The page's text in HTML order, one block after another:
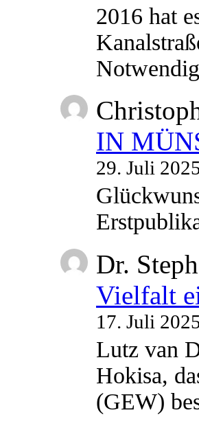
2016 hat
IN
29. Juli
Dr.
Vielfalt
17. Juli
Lutz van
Hokisa,
(GEW)